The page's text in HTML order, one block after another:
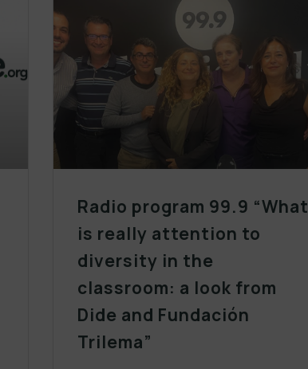
Radio program 99.9 “What
is really attention to
diversity in the
classroom: a look from
Dide and Fundación
Trilema”